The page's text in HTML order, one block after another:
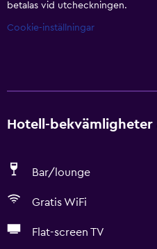
betalas vid utcheckningen.
Cookie-inställningar
Hotell-
Bar/lounge
Gratis WiFi
Flat-screen TV